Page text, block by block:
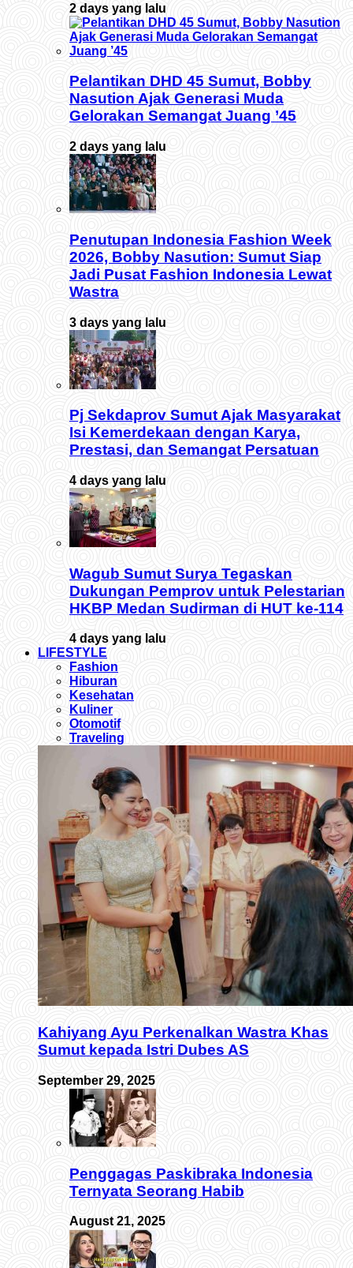
2 days yang lalu
Pelantikan DHD 45 Sumut, Bobby
Nasution Ajak Generasi Muda
Gelorakan Semangat Juang ’45
2 days yang lalu
Penutupan Indonesia Fashion Week
2026, Bobby Nasution: Sumut Siap
Jadi Pusat Fashion Indonesia Lewat
Wastra
3 days yang lalu
Pj Sekdaprov Sumut Ajak Masyarakat
Isi Kemerdekaan dengan Karya,
Prestasi, dan Semangat Persatuan
4 days yang lalu
Wagub Sumut Surya Tegaskan
Dukungan Pemprov untuk Pelestarian
HKBP Medan Sudirman di HUT ke-114
4 days yang lalu
LIFESTYLE
Fashion
Hiburan
Kesehatan
Kuliner
Otomotif
Traveling
Kahiyang Ayu Perkenalkan Wastra Khas
Sumut kepada Istri Dubes AS
September 29, 2025
Penggagas Paskibraka Indonesia
Ternyata Seorang Habib
August 21, 2025